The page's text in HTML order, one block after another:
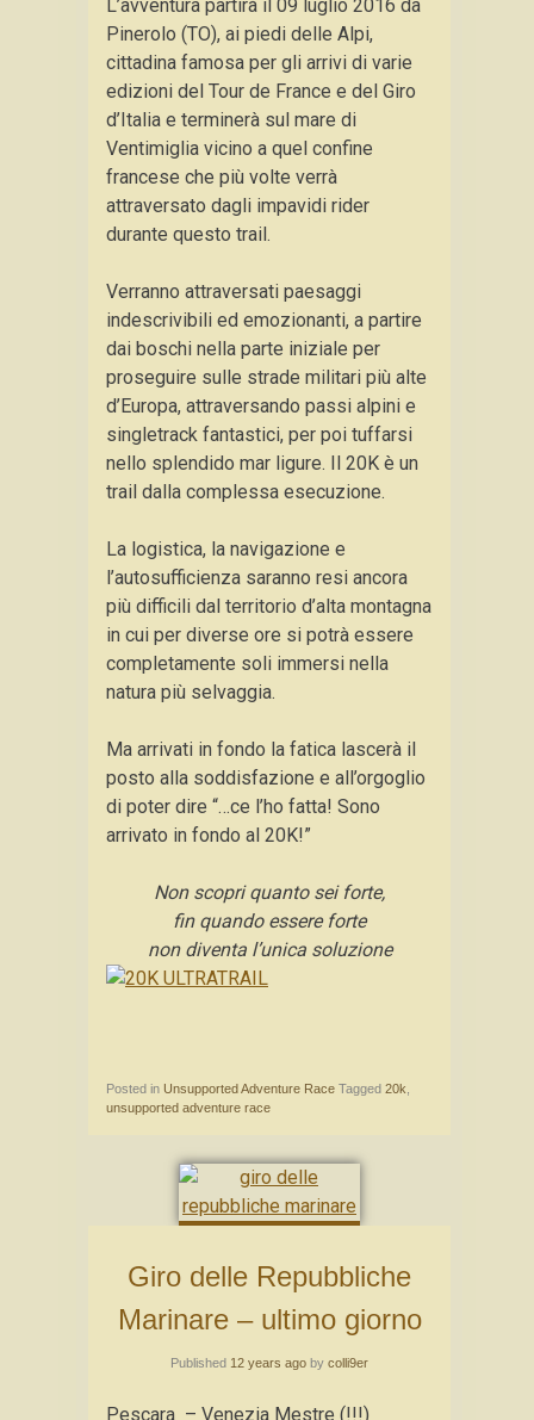
L’avventura partirà il 09 luglio 2016 da
Pinerolo (TO), ai piedi delle Alpi,
cittadina famosa per gli arrivi di varie
edizioni del Tour de France e del Giro
d’Italia e terminerà sul mare di
Ventimiglia vicino a quel confine
francese che più volte verrà
attraversato dagli impavidi rider
durante questo trail.
Verranno attraversati paesaggi
indescrivibili ed emozionanti, a partire
dai boschi nella parte iniziale per
proseguire sulle strade militari più alte
d’Europa, attraversando passi alpini e
singletrack fantastici, per poi tuffarsi
nello splendido mar ligure. Il 20K è un
trail dalla complessa esecuzione.
La logistica, la navigazione e
l’autosufficienza saranno resi ancora
più difficili dal territorio d’alta montagna
in cui per diverse ore si potrà essere
completamente soli immersi nella
natura più selvaggia.
Ma arrivati in fondo la fatica lascerà il
posto alla soddisfazione e all’orgoglio
di poter dire “…ce l’ho fatta! Sono
arrivato in fondo al 20K!”
Non scopri quanto sei forte,
fin quando essere forte
non diventa l’unica soluzione
Posted in Unsupported Adventure Race Tagged 20k
unsupported adventure race
Giro delle Repubbliche
Marinare – ultimo giorno
Published 12 years ago by colli9er
Pescara – Venezia Mestre (!!!)